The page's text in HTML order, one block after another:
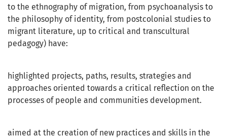
to the ethnography of migration, from psychoanalysis to
the philosophy of identity, from postcolonial studies to
migrant literature, up to critical and transcultural
pedagogy) have:
highlighted projects, paths, results, strategies and
approaches oriented towards a critical reflection on the
processes of people and communities development.
aimed at the creation of new practices and skills in the